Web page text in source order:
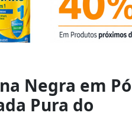
Negra em
Pura do